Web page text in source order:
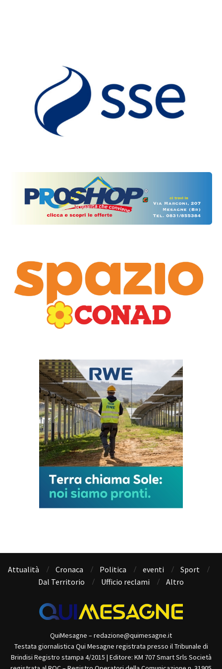
Attualità Cronaca Politica eventi
Sport
Dal Territorio
Ufficio reclami Altro
QuiMesagne – redazione@quimesagne.it
Testata giornalistica Qui Mesagne registrata presso il Tribunale di
Brindisi Registro stampa 4/2015 | Editore: KM 707 Smart Srls Società